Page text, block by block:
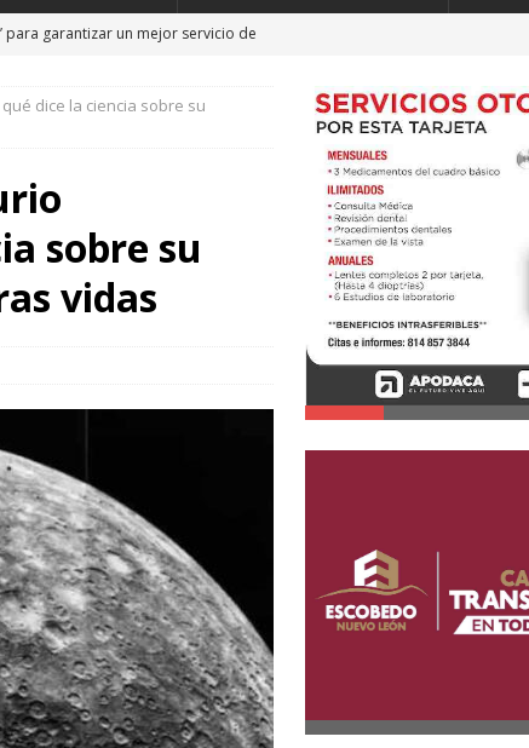
para garantizar un mejor servicio de
vulnerables: Waldo
LOCAL
LOCAL
dice la ciencia sobre su
sobre su
vidas